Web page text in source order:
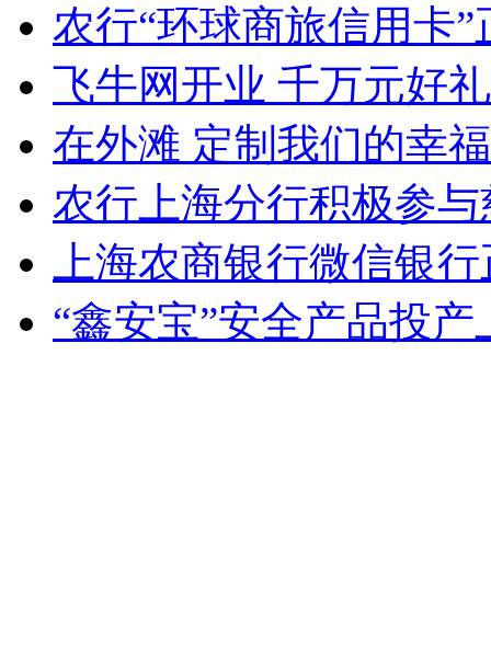
农行“环球商旅信用卡”
飞牛网开业 千万元好
在外滩 定制我们的幸福
农行上海分行积极参
上海农商银行微信银
“鑫安宝”安全产品投产